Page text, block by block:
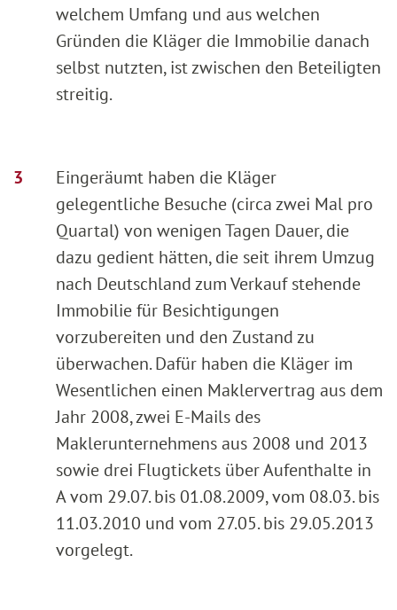
welchem Umfang und aus welchen
Gründen die Kläger die Immobilie danach
selbst nutzten, ist zwischen den Beteiligten
streitig.
Eingeräumt haben die Kläger
gelegentliche Besuche (circa zwei Mal pro
Quartal) von wenigen Tagen Dauer, die
dazu gedient hätten, die seit ihrem Umzug
nach Deutschland zum Verkauf stehende
Immobilie für Besichtigungen
vorzubereiten und den Zustand zu
überwachen. Dafür haben die Kläger im
Wesentlichen einen Maklervertrag aus dem
Jahr 2008, zwei E-Mails des
Maklerunternehmens aus 2008 und 2013
sowie drei Flugtickets über Aufenthalte in
A vom 29.07. bis 01.08.2009, vom 08.03. bis
11.03.2010 und vom 27.05. bis 29.05.2013
vorgelegt.